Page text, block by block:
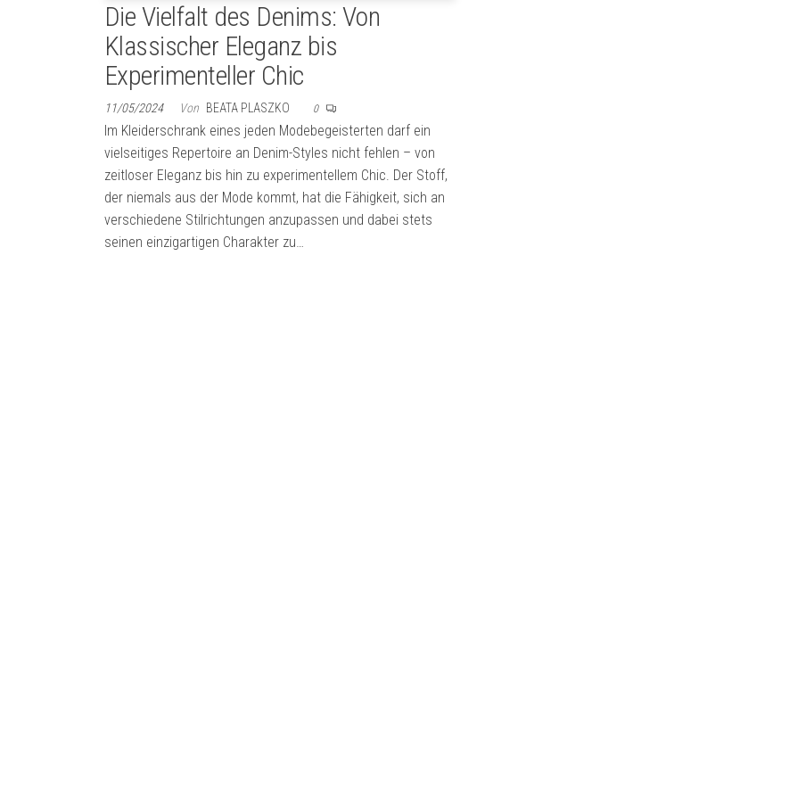
Die Vielfalt des Denims: Von
Klassischer Eleganz bis
Experimenteller Chic
11/05/2024 Von BEATA PLASZKO 0
Im Kleiderschrank eines jeden Modebegeisterten darf ein
vielseitiges Repertoire an Denim-Styles nicht fehlen – von
zeitloser Eleganz bis hin zu experimentellem Chic. Der Stoff,
der niemals aus der Mode kommt, hat die Fähigkeit, sich an
verschiedene Stilrichtungen anzupassen und dabei stets
seinen einzigartigen Charakter zu…